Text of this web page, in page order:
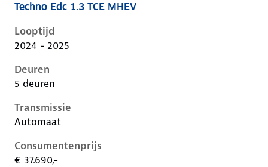
Renault Captur ii-1e-facelift, 1.3 tce mhev, 116 kW,
Techno Edc 1.3 TCE MHEV
Looptijd
2024 - 2025
Deuren
5 deuren
Transmissie
Automaat
Consumentenprijs
€ 37.690,-